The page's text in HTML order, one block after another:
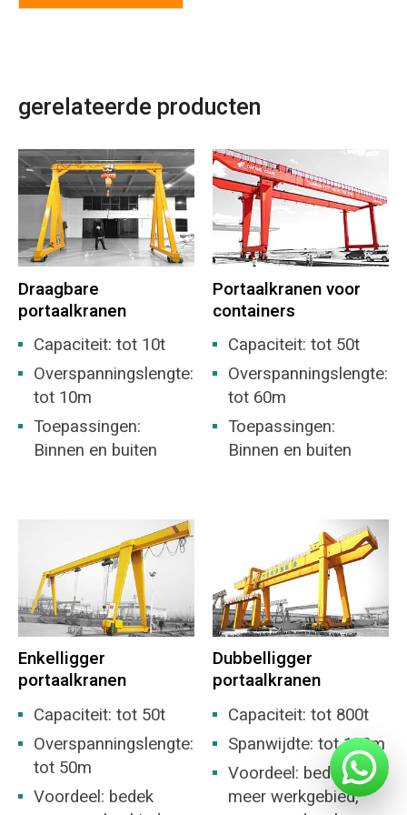
gerelateerde producten
Draagbare
portaalkranen
Capaciteit: tot 10t
Overspanningslengte:
tot 10m
Toepassingen:
Binnen en buiten
Portaalkranen voor
containers
Capaciteit: tot 50t
Overspanningslengte:
tot 60m
Toepassingen:
Binnen en buiten
Enkelligger
portaalkranen
Capaciteit: tot 50t
Overspanningslengte:
tot 50m
Voordeel: bedek
Dubbelligger
portaalkranen
Capaciteit: tot 800t
Spanwijdte: tot 100m
Voordeel: bedek
meer werkgebied,